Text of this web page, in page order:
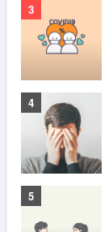
3
4
5